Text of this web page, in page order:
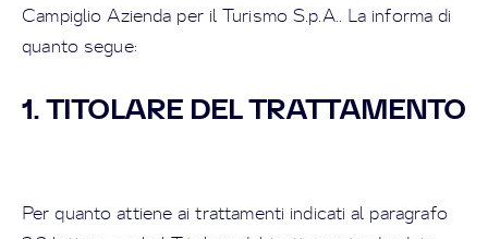
Campiglio Azienda per il Turismo S.p.A.. La informa di
quanto segue:
1. TITOLARE DEL TRATTAMENTO
Per quanto attiene ai trattamenti indicati al paragrafo